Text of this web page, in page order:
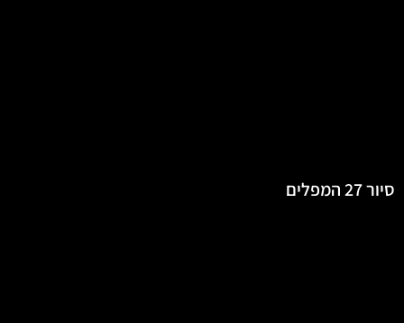
סיור 27 המפלים